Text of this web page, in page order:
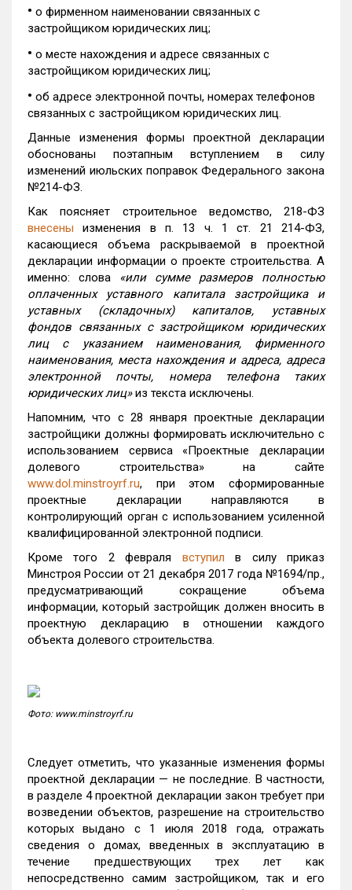
• о фирменном наименовании связанных с
застройщиком юридических лиц;
• о месте нахождения и адресе связанных с
застройщиком юридических лиц;
• об адресе электронной почты, номерах телефонов
связанных с застройщиком юридических лиц.
Данные изменения формы проектной декларации
обоснованы поэтапным вступлением в силу
изменений июльских поправок Федерального закона
№214-ФЗ.
Как поясняет строительное ведомство, 218-ФЗ
внесены изменения в п. 13 ч. 1 ст. 21 214-ФЗ,
касающиеся объема раскрываемой в проектной
декларации информации о проекте строительства. А
именно: слова
«или сумме размеров полностью
оплаченных уставного капитала застройщика и
уставных (складочных) капиталов, уставных
фондов связанных с застройщиком юридических
лиц с указанием наименования, фирменного
наименования, места нахождения и адреса, адреса
электронной почты, номера телефона таких
юридических лиц»из текста исключены.
Напомним, что с 28 января проектные декларации
застройщики должны формировать исключительно с
использованием сервиса «Проектные декларации
долевого строительства» на сайте
www.dol.minstroyrf.ru, при этом сформированные
проектные декларации направляются в
контролирующий орган с использованием усиленной
квалифицированной электронной подписи.
Кроме того 2 февраля вступил в силу приказ
Минстроя России от 21 декабря 2017 года №1694/пр.,
предусматривающий сокращение объема
информации, который застройщик должен вносить в
проектную декларацию в отношении каждого
объекта долевого строительства.
Фото: www.minstroyrf.ru
Следует отметить, что указанные изменения формы
проектной декларации — не последние. В частности,
в разделе 4 проектной декларации закон требует при
возведении объектов, разрешение на строительство
которых выдано с 1 июля 2018 года, отражать
сведения о домах, введенных в эксплуатацию в
течение предшествующих трех лет как
непосредственно самим застройщиком, так и его